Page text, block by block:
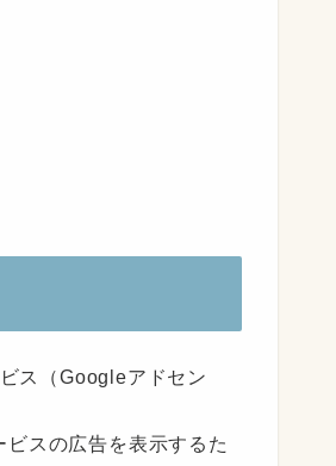
ス（Googleアドセン
スの広告を表示するた